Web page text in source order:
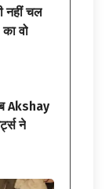
नहीं चल
वो
Akshay
ने